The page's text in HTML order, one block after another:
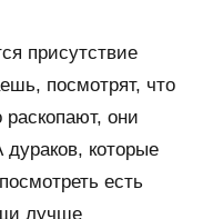
присутствие
посмотрят, что
раскопают, они
которые
есть
лучше